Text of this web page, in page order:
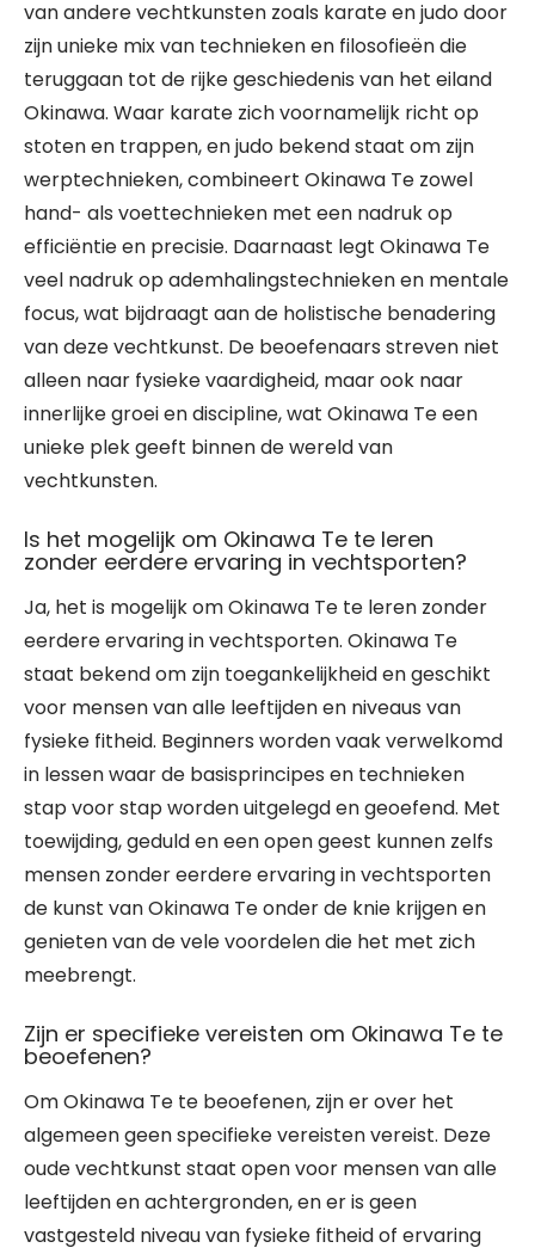
van andere vechtkunsten zoals karate en judo door
zijn unieke mix van technieken en filosofieën die
teruggaan tot de rijke geschiedenis van het eiland
Okinawa. Waar karate zich voornamelijk richt op
stoten en trappen, en judo bekend staat om zijn
werptechnieken, combineert Okinawa Te zowel
hand- als voettechnieken met een nadruk op
efficiëntie en precisie. Daarnaast legt Okinawa Te
veel nadruk op ademhalingstechnieken en mentale
focus, wat bijdraagt aan de holistische benadering
van deze vechtkunst. De beoefenaars streven niet
alleen naar fysieke vaardigheid, maar ook naar
innerlijke groei en discipline, wat Okinawa Te een
unieke plek geeft binnen de wereld van
vechtkunsten.
Is het mogelijk om Okinawa Te te leren
zonder eerdere ervaring in vechtsporten?
Ja, het is mogelijk om Okinawa Te te leren zonder
eerdere ervaring in vechtsporten. Okinawa Te
staat bekend om zijn toegankelijkheid en geschikt
voor mensen van alle leeftijden en niveaus van
fysieke fitheid. Beginners worden vaak verwelkomd
in lessen waar de basisprincipes en technieken
stap voor stap worden uitgelegd en geoefend. Met
toewijding, geduld en een open geest kunnen zelfs
mensen zonder eerdere ervaring in vechtsporten
de kunst van Okinawa Te onder de knie krijgen en
genieten van de vele voordelen die het met zich
meebrengt.
Zijn er specifieke vereisten om Okinawa Te te
beoefenen?
Om Okinawa Te te beoefenen, zijn er over het
algemeen geen specifieke vereisten vereist. Deze
oude vechtkunst staat open voor mensen van alle
leeftijden en achtergronden, en er is geen
vastgesteld niveau van fysieke fitheid of ervaring